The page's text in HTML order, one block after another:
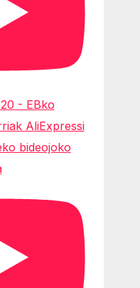
- EBko
AliExpressi
bideojoko